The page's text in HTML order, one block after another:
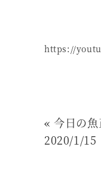
https://
« 今日の魚
2020/1/15